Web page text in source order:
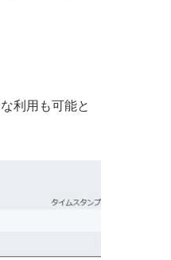
利用も可能と